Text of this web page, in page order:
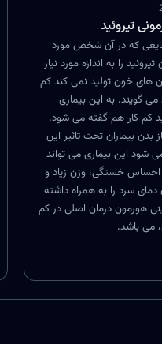
تیروئید
که در آن شخص مورد
را به اندازه مورد نیاز
های خون تولید نمی کند کم
می گویند. به این بیماری
کم کار هم گفته می شود.
بیماران تحت تاثیر این
شود این بیماری می تواند
احساس خستگی، وزن زیاد و
سرد را به همراه داشته
هورمون درمان اصلی در کم
می باشد.